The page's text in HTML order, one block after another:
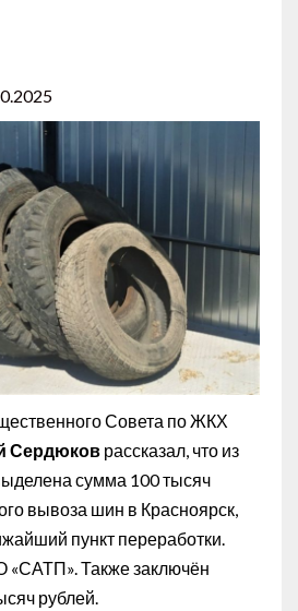
Совета по ЖКХ
Сердюков рассказал, что из
сумма 100 тысяч
вывоза шин в Красноярск,
пункт переработки.
«САТП». Также заключён
рублей.